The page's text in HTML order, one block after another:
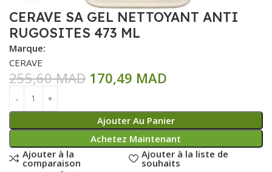
CERAVE SA GEL NETTOYANT ANTI
RUGOSITES 473 ML
Marque:
CERAVE
255,60MAD 170,49 MAD
Ajouter Au Panier
Achetez Maintenant
Ajouter à la
comparaison
Ajouter à la liste de
souhaits